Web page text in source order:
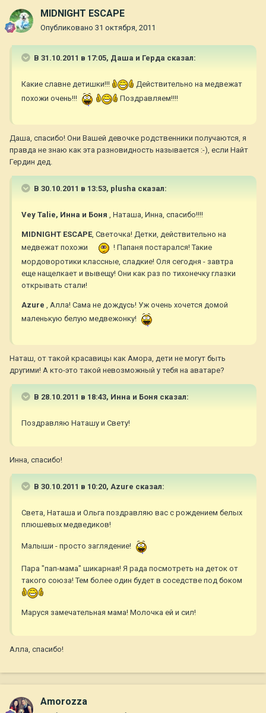
MIDNIGHT ESCAPE
Опубликовано 31 октября, 2011
В 31.10.2011 в 17:05, Даша и Герда сказал:
Какие славне детишки!!!
Действительно на медвежат
похожи очень!!!
Поздравляем!!!!
Даша, спасибо! Они Вашей девочке родственники получаются, я
правда не знаю как эта разновидность называется :-), если Найт
Гердин дед.
В 30.10.2011 в 13:53, plusha сказал:
Vey Talie, Инна и Боня , Наташа, Инна, спасибо!!!!
MIDNIGHT ESCAPE , Светочка! Детки, действительно на
медвежат похожи
! Папаня постарался! Такие
мордоворотики классные, сладкие! Оля сегодня - завтра
еще нащелкает и вывещу! Они как раз по тихонечку глазки
открывать стали!
Azure
, Алла! Сама не дождусь! Уж очень хочется домой
маленькую белую медвежонку!
Наташ, от такой красавицы как Амора, дети не могут быть
другими! А кто-это такой невозможный у тебя на аватаре?
В 28.10.2011 в 18:43, Инна и Боня сказал:
Поздравляю Наташу и Свету!
Инна, спасибо!
В 30.10.2011 в 10:20, Azure сказал:
Света, Наташа и Ольга поздравляю вас с рождением белых
плюшевых медведиков!
Малыши - просто заглядение!
Пара "пап-мама" шикарная! Я рада посмотреть на деток от
такого союза! Тем более один будет в соседстве под боком
Маруся замечательная мама! Молочка ей и сил!
Алла, спасибо!
Amorozza